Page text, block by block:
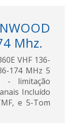
Mhz.
VHF 136-
174 MHz 5
- limitação
Incluído
e 5-Tom